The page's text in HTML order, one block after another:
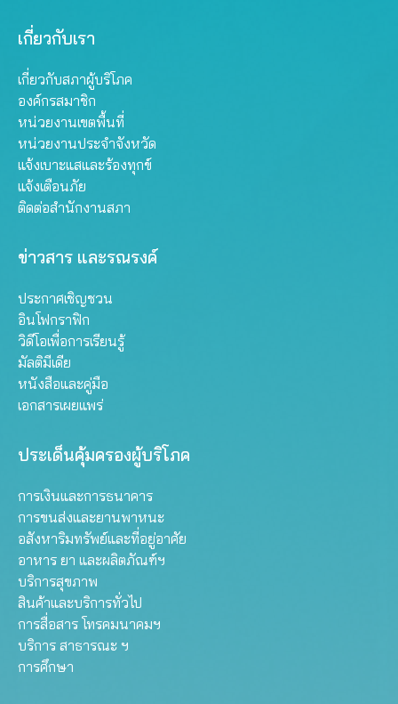
เกี่ยวกับเรา
เกี่ยวกับสภาผู้บริโภค
องค์กรสมาชิก
หน่วยงานเขตพื้นที่
หน่วยงานประจำจังหวัด
แจ้งเบาะแสและร้องทุกข์
แจ้งเตือนภัย
ติดต่อสำนักงานสภา
ข่าวสาร และรณรงค์
ประกาศเชิญชวน
อินโฟกราฟิก
วิดีโอเพื่อการเรียนรู้
มัลติมีเดีย
หนังสือและคู่มือ
เอกสารเผยแพร่
ประเด็นคุ้มครองผู้บริโภค
การเงินและการธนาคาร
การขนส่งและยานพาหนะ
อสังหาริมทรัพย์และที่อยู่อาศัย
อาหาร ยา และผลิตภัณฑ์ฯ
บริการสุขภาพ
สินค้าและบริการทั่วไป
การสื่อสาร โทรคมนาคมฯ
บริการ สาธารณะ ฯ
การศึกษา